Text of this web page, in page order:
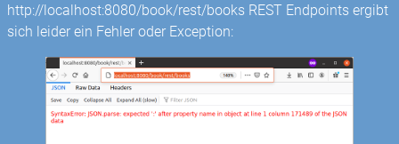
http://localhost:8080/book/rest/books REST Endpoints ergibt
sich leider ein Fehler oder Exception: